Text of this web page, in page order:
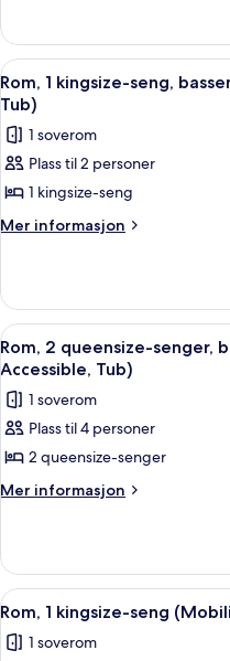
(Mobility
Accessible,
Tub)
2
queensize-
senger
(Mobility
Accessible,
Tub)
Åpne
alle
bildene
av
Rom,
1
kingsize-
(Mobility
Accessible,
Tub)
2
Rom, 1 kingsize-seng,
Tub)
1 soverom
Plass til 2 personer
1 kingsize-seng
Mer informasjon
Mer
1
kingsize-
seng,
bassengutsikt
Accessible,
Tub)
Åpne
alle
bildene
av
Rom,
2
queensize-
(Mobility
Accessible,
Tub)
5
Rom, 2 queensize-senger,
Accessible, Tub)
1 soverom
Plass til 4 personer
2 queensize-senger
Mer informasjon
Mer
2
queensize-
senger,
bassengutsikt
(Mobility
Åpne
alle
bildene
2
Rom, 1 kingsize-seng
1 soverom